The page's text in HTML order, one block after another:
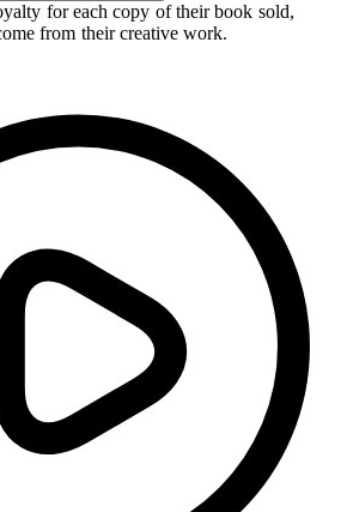
for each copy of their book sold,
from their creative work.